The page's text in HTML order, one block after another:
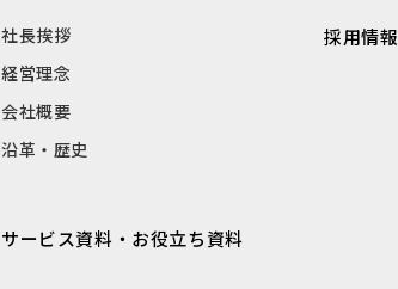
社長挨拶
経営理念
会社概要
沿革・歴史
サービス資料・お役立ち資料
採用情報